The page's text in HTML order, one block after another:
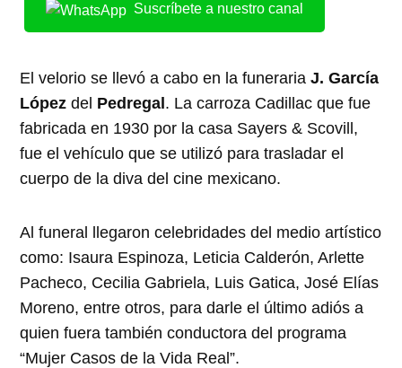
Suscríbete a nuestro canal
El velorio se llevó a cabo en la funerariaJ. García
López del Pedregal. La carroza Cadillac que fue
fabricada en 1930 por la casa Sayers & Scovill,
fue el vehículo que se utilizó para trasladar el
cuerpo de la diva del cine mexicano.
Al funeral llegaron celebridades del medio artístico
como: Isaura Espinoza, Leticia Calderón, Arlette
Pacheco, Cecilia Gabriela, Luis Gatica, José Elías
Moreno, entre otros, para darle el último adiós a
quien fuera también conductora del programa
“Mujer Casos de la Vida Real”.